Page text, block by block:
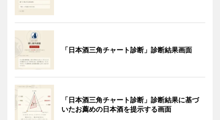
「日本酒三角チャート診断」診断結果画面
「日本酒三角チャート診断」診断結果に基づ
いたお薦めの日本酒を提示する画面